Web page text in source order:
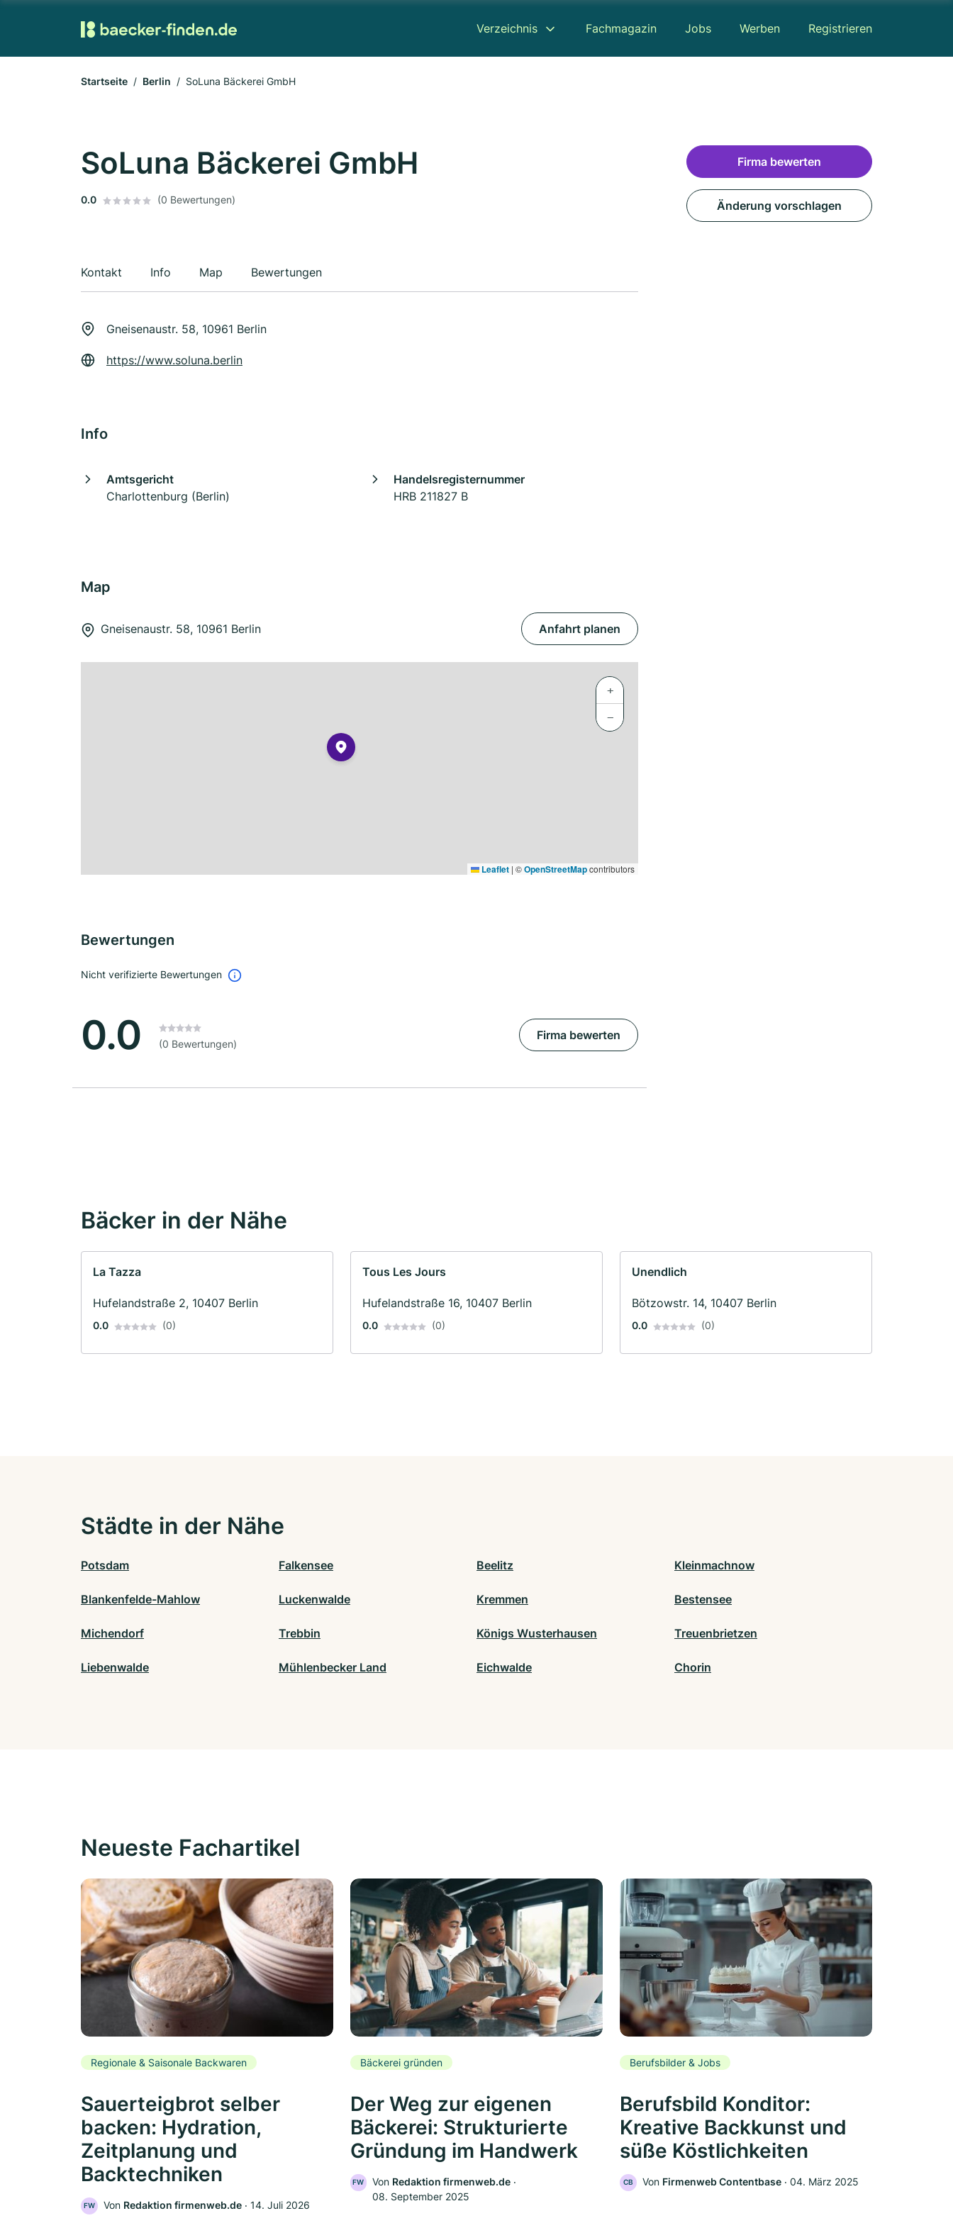
Verzeichnis Fachmagazin Jobs Werben Registrieren
Startseite Berlin SoLuna Bäckerei GmbH
SoLuna Bäckerei GmbH
0.0 (0 Bewertungen)
Kontakt Info Map Bewertungen
Gneisenaustr. 58, 10961 Berlin
https://www.soluna.berlin
Info
Amtsgericht
Charlottenburg (Berlin)
Handelsregisternummer
HRB 211827 B
Map
Gneisenaustr. 58, 10961 Berlin Anfahrt planen
+
−
Leaflet | ©OpenStreetMapcontributors
Bewertungen
Nicht verifizierte Bewertungen
0.0 (0 Bewertungen)
Firma bewerten
Firma bewerten
Änderung vorschlagen
Bäcker in der Nähe
La Tazza
Hufelandstraße 2, 10407 Berlin
0.0 (0)
Tous Les Jours
Hufelandstraße 16, 10407 Berlin
0.0 (0)
Unendlich
Bötzowstr. 14, 10407 Berlin
0.0 (0)
Städte in der Nähe
Potsdam Falkensee Beelitz Kleinmachnow
Blankenfelde-Mahlow Luckenwalde Kremmen Bestensee
Michendorf Trebbin Königs Wusterhausen Treuenbrietzen
Liebenwalde Mühlenbecker Land Eichwalde Chorin
Neueste Fachartikel
Regionale & Saisonale Backwaren
Sauerteigbrot selber
backen: Hydration,
Zeitplanung und
Backtechniken
FW Von Redaktion firmenweb.de ‧ 14. Juli 2026
Bäckerei gründen
Der Weg zur eigenen
Bäckerei: Strukturierte
Gründung im Handwerk
FW Von Redaktion firmenweb.de‧
08. September 2025
Berufsbilder & Jobs
Berufsbild Konditor:
Kreative Backkunst und
süße Köstlichkeiten
CB Von Firmenweb Contentbase ‧ 04. März 2025